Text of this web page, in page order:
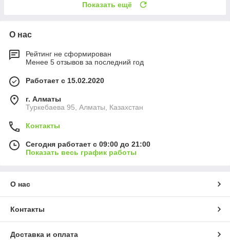
Показать ещё
О нас
Рейтинг не сформирован
Менее 5 отзывов за последний год
Работает с 15.02.2020
г. Алматы
Туркебаева 95, Алматы, Казахстан
Контакты
Сегодня работает с 09:00 до 21:00
Показать весь график работы
О нас
Контакты
Доставка и оплата